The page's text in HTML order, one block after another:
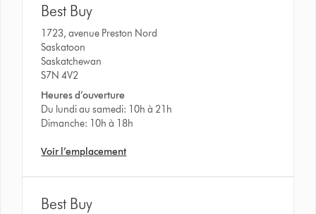
Best Buy
1723, avenue Preston Nord
Saskatoon
Saskatchewan
S7N 4V2
Heures d’ouverture
Du lundi au samedi: 10h à 21h
Dimanche: 10h à 18h
Voir l’emplacement
Best Buy